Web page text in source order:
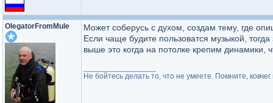
OlegatorF​romMule​
Может соберусь с духом, создам тему, где
Если чаще будите пользоватся музыкой,
выше это когда на потолке крепим динамики,
Не бойтесь делать то, что не умеете. Помните,